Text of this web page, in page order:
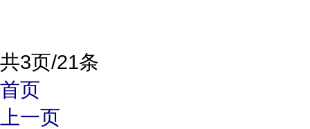
共3页/21条
首页
上一页